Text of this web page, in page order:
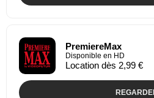
PremiereMax
Disponible en HD
Location dès 2,99 €